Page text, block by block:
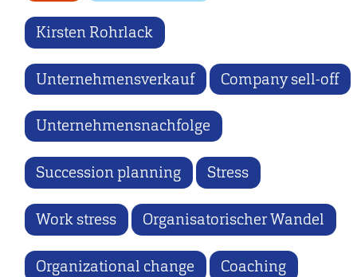
Kirsten Rohrlack
Unternehmensverkauf Company sell-off
Unternehmensnachfolge
Succession planning Stress
Work stress Organisatorischer Wandel
Organizational change Coaching